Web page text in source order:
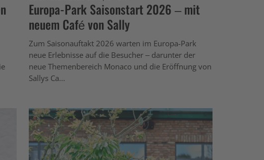
Europa-Park Saisonstart 2026 – mit
neuem Café von Sally
Zum Saisonauftakt 2026 warten im Europa-Park
neue Erlebnisse auf die Besucher – darunter der
neue Themenbereich Monaco und die Eröffnung von
Sallys Ca...